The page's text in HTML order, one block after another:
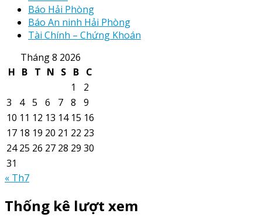
Báo Hải Phòng
Báo An ninh Hải Phòng
Tài Chính – Chứng Khoán
Tháng 8 2026
H B T N S B C
1
2
3
4 5 6 7 8
9
10 11 12 13 14 15 16
17 18 19 20 21 22 23
24 25 26 27 28 29 30
31
« Th7
Thống kê lượt xem